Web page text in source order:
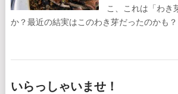
こ、これは「わき
か？最近の結実はこのわき芽だったのかも？
いらっしゃいませ！